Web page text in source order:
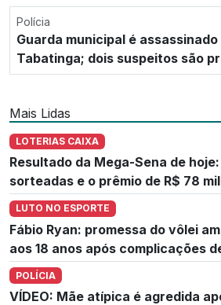
Polícia
Guarda municipal é
Tabatinga; dois suspeitos são
Mais Lidas
LOTERIAS CAIXA
Resultado da Mega-Sena de
sorteadas e o prêmio de R$ 78
LUTO NO ESPORTE
Fábio Ryan: promessa do vôlei
aos 18 anos após complicações
POLÍCIA
VÍDEO: Mãe atípica é agredida